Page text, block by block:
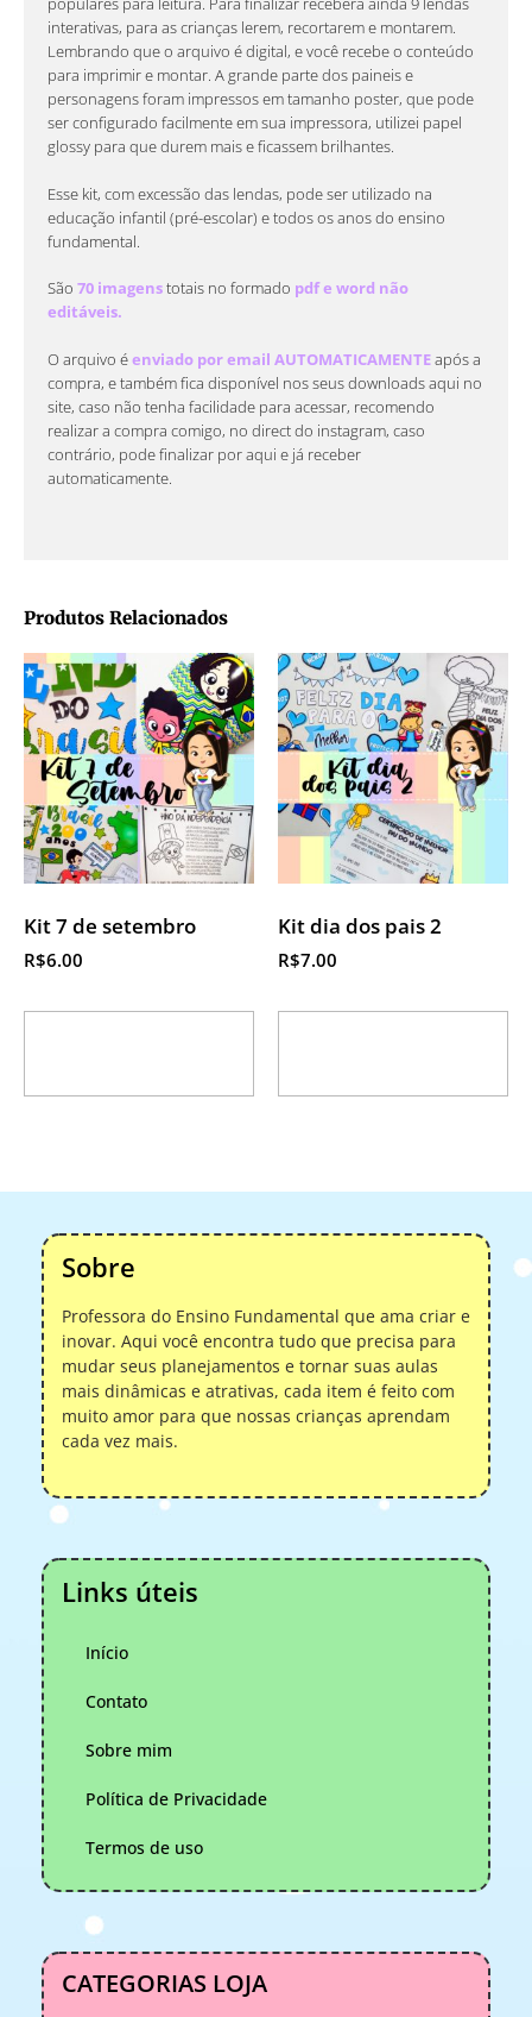
Produtos Relacionados
Kit 7 de setembro
R$6.00
Kit dia dos pais 2
R$7.00
interativas, para as crianças lerem, recortarem e montarem.
Lembrando que o arquivo é digital, e você recebe o conteúdo
para imprimir e montar. A grande parte dos paineis e
personagens foram impressos em tamanho poster, que pode
ser configurado facilmente em sua impressora, utilizei papel
glossy para que durem mais e ficassem brilhantes.
Esse kit, com excessão das lendas, pode ser utilizado na
educação infantil (pré-escolar) e todos os anos do ensino
fundamental.
São 70 imagenstotais no formado pdf e word não
editáveis.
O arquivo éenviado por email AUTOMATICAMENTEapós a
compra, e também fica disponível nos seus downloads aqui no
site, caso não tenha facilidade para acessar, recomendo
realizar a compra comigo, no direct do instagram, caso
contrário, pode finalizar por aqui e já receber
automaticamente.
Sobre
Professora do Ensino Fundamental que ama criar e
inovar. Aqui você encontra tudo que precisa para
mudar seus planejamentos e tornar suas aulas
mais dinâmicas e atrativas, cada item é feito com
muito amor para que nossas crianças aprendam
cada vez mais.
Links úteis
Início
Contato
Sobre mim
Política de Privacidade
Termos de uso
CATEGORIAS LOJA